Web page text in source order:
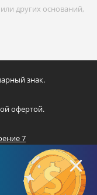
других оснований,
7
знак.
офертой.